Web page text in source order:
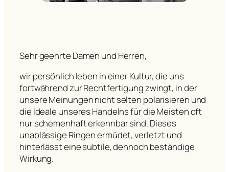
Sehr geehrte Damen und Herren,
wir persönlich leben in einer Kultur, die uns
fortwährend zur Rechtfertigung zwingt, in der
unsere Meinungen nicht selten polarisieren und
die Ideale unseres Handelns für die Meisten oft
nur schemenhaft erkennbar sind. Dieses
unablässige Ringen ermüdet, verletzt und
hinterlässt eine subtile, dennoch beständige
Wirkung.